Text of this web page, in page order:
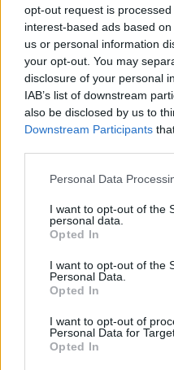
opt-out request is
interest-based ads based
us or personal information
your opt-out. You may
disclosure of your personal
IAB’s list of downstream
also be disclosed by us to
Downstream Participants
Personal Data
I want to opt-out of the
personal data.
Opted In
I want to opt-out of the
Personal Data.
Opted In
I want to opt-out of
Personal Data for
Opted In
18η συνεχόμενη χρονιά για
FTSE4Good
Alpha Bank: Για πρώτη φορά το
πύλες του σε όλους
ΠΕΡΙΣΣΌΤΕΡΑ ΣΕ
Νέο μενού στο Galaxy Bar
& Restaurant